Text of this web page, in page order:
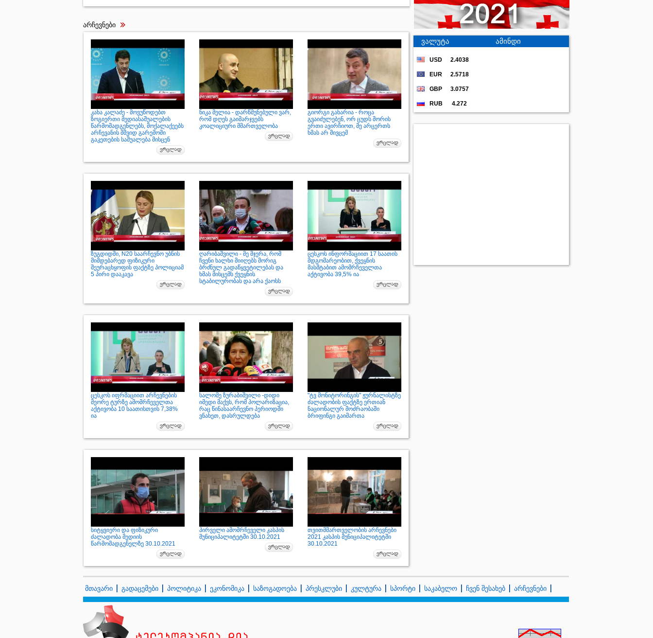
არჩევნები
კახა კალაძე - მოვუწოდებთ
ზოგიერთი მედიასაშუალების
წარმომადგენლებს, მოქალაქეებს
არჩევანის მშვიდ გარემოში
გაკეთების საშუალება მისცენ
ნიკა მელია - დარწმუნებული ვარ,
რომ დღეს გაიმარჯვებს
კოალიციური მმართველობა
გიორგი გახარია - როცა
გვაიძულებენ, ორ ცუდს შორის
ერთი ავირჩიოთ, მე არცერთს
ხმას არ მივცემ
ზუგდიდში, N20 საარჩევნო უბნის
მიმდებარედ ფიზიკური
შეურაცხყოფის ფაქტზე პოლიციამ
5 პირი დააკავა
ღარიბაშვილი - მე მჯერა, რომ
ჩვენი ხალხი მიიღებს მორიგ
ბრძნულ გადაწყვეტილებას და
ხმას მისცემს ქვეყნის
სტაბილურობას და არა ქაოსს
ცესკოს ინფორმაციით 17 საათის
მდგომარეობით, ქვეყნის
მასშტაბით ამომრჩეველთა
აქტივობა 39,5% ია
ცესკოს იფრმაციით არჩევნების
მეორე ტურზე ამომრჩეველთა
აქტივობა 10 საათისთვის 7,38%
ია
სალომე ზურაბიშვილი -დიდი
იმედი მაქვს, რომ პოლარიზაცია,
რაც წინასაარჩევნო პერიოდში
ვნახეთ, დასრულდება
"ტვ მონიტორინგის" ჟურნალისტზე
ძალადობის ფაქტზე ერთიან
ნაციონალურ მოძრაობაში
ბრიფინგი გაიმართა
სიტყვიერი და ფიზიკური
ძალადობა მედიის
წარმომადგენელზე 30.10.2021
პირველი ამომრჩეველი კასპის
მუნიციპალიტეტში 30.10.2021
თვითმმართველობის არჩევნები
2021 კასპის მუნიციპალიტეტში
30.10.2021
ვალუტა ამინდი
USD 2.4038
EUR 2.5718
GBP 3.0757
RUB 4.272
მთავარი გადაცემები პოლიტიკა ეკონომიკა საზოგადოება პრესკლუბი კულტურა სპორტი საკაბელო ჩვენ შესახებ არჩევნები